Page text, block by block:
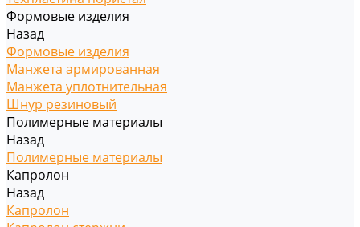
Формовые изделия
Назад
Формовые изделия
Манжета армированная
Манжета уплотнительная
Шнур резиновый
Полимерные материалы
Назад
Полимерные материалы
Капролон
Назад
Капролон